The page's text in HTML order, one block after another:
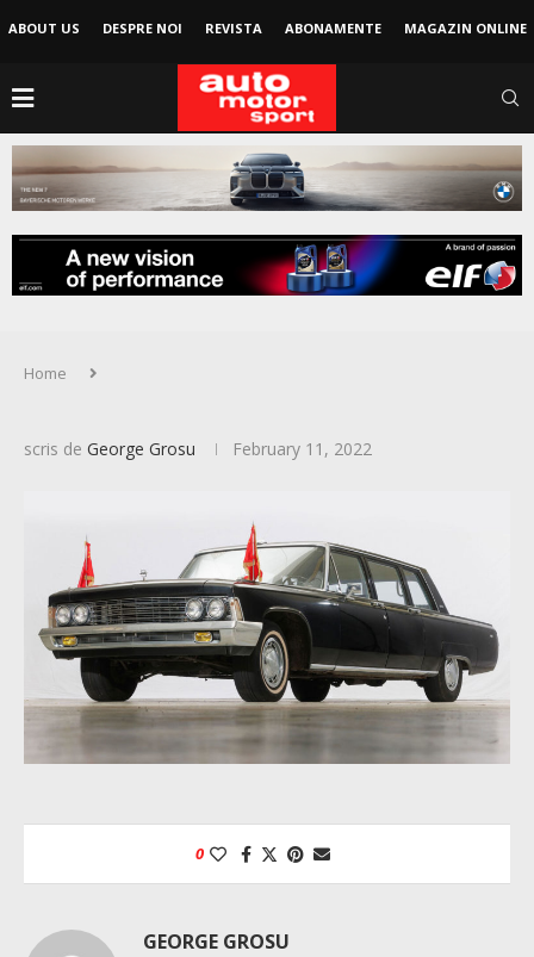
ABOUT US DESPRE NOI REVISTA ABONAMENTE MAGAZIN ONLINE
Home
scris de George Grosu February 11, 2022
0
GEORGE GROSU